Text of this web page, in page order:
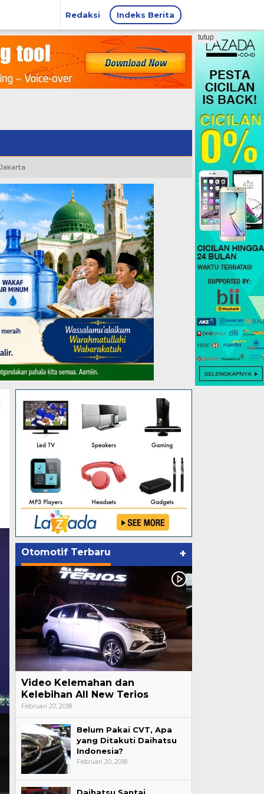
Redaksi Indeks Berita
tutup
Otomotif Terbaru +
Video Kelemahan dan
Kelebihan All New Terios
Februari 20, 2018
Belum Pakai CVT, Apa
yang Ditakuti Daihatsu
Indonesia?
Februari 20, 2018